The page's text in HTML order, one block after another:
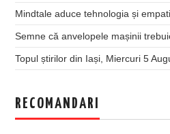
Mindtale aduce tehnologia și
Semne că anvelopele mașinii
Topul știrilor din Iași, Miercuri 5
RECOMANDARI